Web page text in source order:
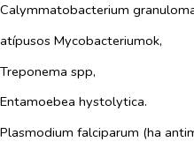
Calymmatobacterium
atípusos Mycobacteriumok,
Treponema spp,
Entamoebea hystolytica.
Plasmodium falciparum (ha